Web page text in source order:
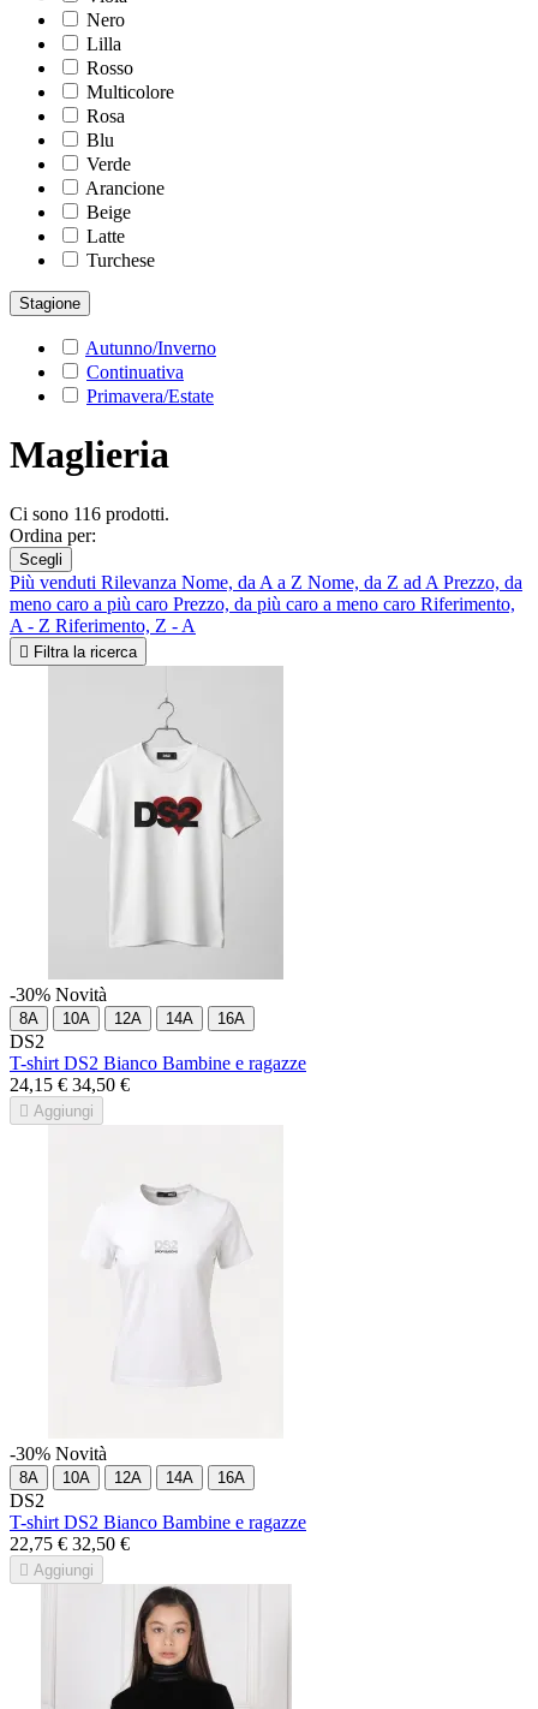
Nero
Lilla
Rosso
Multicolore
Rosa
Blu
Verde
Arancione
Beige
Latte
Turchese
Stagione
Autunno/Inverno
Continuativa
Primavera/Estate
Maglieria
Ci sono 116 prodotti.
Ordina per:
Scegli
Più venduti Rilevanza Nome, da A a Z Nome, da Z ad A Prezzo, da
meno caro a più caro Prezzo, da più caro a meno caro Riferimento,
A - Z Riferimento, Z - A
 Filtra la ricerca
-30% Novità
8A 10A 12A 14A 16A
DS2
T-shirt DS2 Bianco Bambine e ragazze
24,15 € 34,50 €
 Aggiungi
-30% Novità
8A 10A 12A 14A 16A
DS2
T-shirt DS2 Bianco Bambine e ragazze
22,75 € 32,50 €
 Aggiungi